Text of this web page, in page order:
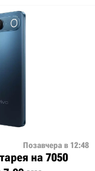
Позавчера в 12:48
на 7050